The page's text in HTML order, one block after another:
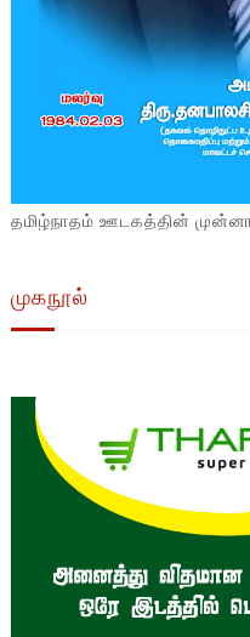
தமிழ்நாதம் ஊடகத்தின்
முகநூல்